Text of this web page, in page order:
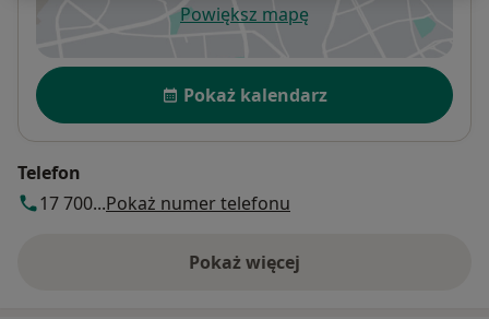
Powiększ mapęotwiera się w nowej karcie
Dostępność
Pokaż kalendarz
Telefon
17 700...Pokaż numer telefonu
Pokaż więcej
o adresie